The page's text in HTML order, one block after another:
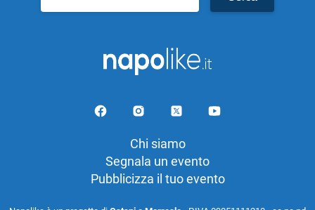
per:
Chi siamo
Segnala un evento
Pubblicizza il tuo evento